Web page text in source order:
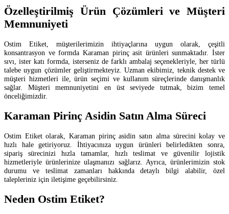
Özelleştirilmiş Ürün Çözümleri ve Müşteri
Memnuniyeti
Ostim Etiket, müşterilerimizin ihtiyaçlarına uygun olarak, çeşitli
konsantrasyon ve formda Karaman pirinç asit ürünleri sunmaktadır. İster
sıvı, ister katı formda, isterseniz de farklı ambalaj seçenekleriyle, her türlü
talebe uygun çözümler geliştirmekteyiz. Uzman ekibimiz, teknik destek ve
müşteri hizmetleri ile, ürün seçimi ve kullanım süreçlerinde danışmanlık
sağlar. Müşteri memnuniyetini en üst seviyede tutmak, bizim temel
önceliğimizdir.
Karaman Pirinç Asidin Satın Alma Süreci
Ostim Etiket olarak, Karaman pirinç asidin satın alma sürecini kolay ve
hızlı hale getiriyoruz. İhtiyacınıza uygun ürünleri belirledikten sonra,
sipariş sürecinizi hızla tamamlar, hızlı teslimat ve güvenilir lojistik
hizmetleriyle ürünlerinize ulaşmanızı sağlarız. Ayrıca, ürünlerimizin stok
durumu ve teslimat zamanları hakkında detaylı bilgi alabilir, özel
talepleriniz için iletişime geçebilirsiniz.
Neden Ostim Etiket?